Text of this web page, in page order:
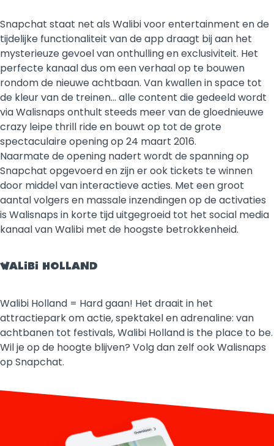
Snapchat staat net als Walibi voor entertainment en de
tijdelijke functionaliteit van de app draagt bij aan het
mysterieuze gevoel van onthulling en exclusiviteit. Het
perfecte kanaal dus om een verhaal op te bouwen
rondom de nieuwe achtbaan. Van kwallen in space tot
de kleur van de treinen... alle content die gedeeld wordt
via Walisnaps onthult steeds meer van de gloednieuwe
crazy leipe thrill ride en bouwt op tot de grote
spectaculaire opening op 24 maart 2016.
Naarmate de opening nadert wordt de spanning op
Snapchat opgevoerd en zijn er ook tickets te winnen
door middel van interactieve acties. Met een groot
aantal volgers en massale inzendingen op de activaties
is Walisnaps in korte tijd uitgegroeid tot het social media
kanaal van Walibi met de hoogste betrokkenheid.
WALIBI HOLLAND
Walibi Holland = Hard gaan! Het draait in het
attractiepark om actie, spektakel en adrenaline: van
achtbanen tot festivals, Walibi Holland is the place to be.
Wil je op de hoogte blijven? Volg dan zelf ook Walisnaps
op Snapchat.